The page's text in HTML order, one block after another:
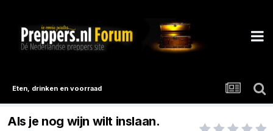
Eten, drinken en voorraad
Als je nog wijn wilt inslaan.